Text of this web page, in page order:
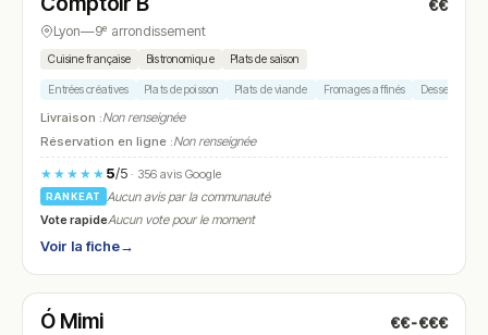
N° 8 €€
Lyon—9ᵉ arrondissement
Cuisine française Bistronomique Plats de saison
Entrées créatives Plats de poisson Plats de viande Fromages affinés Desserts
Livraison :Non renseignée
Réservation en ligne :Non renseignée
★★★★★ 5/5· 356 avis Google
RANKEAT
Aucun avis par la communauté
Vote rapideAucun vote pour le moment
Voir la fiche→
N° 9
Ó Mimi €€-€€€